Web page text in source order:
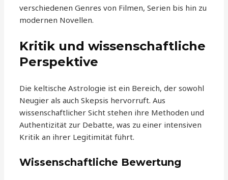
verschiedenen Genres von Filmen, Serien bis hin zu
modernen Novellen.
Kritik und wissenschaftliche
Perspektive
Die keltische Astrologie ist ein Bereich, der sowohl
Neugier als auch Skepsis hervorruft. Aus
wissenschaftlicher Sicht stehen ihre Methoden und
Authentizität zur Debatte, was zu einer intensiven
Kritik an ihrer Legitimität führt.
Wissenschaftliche Bewertung